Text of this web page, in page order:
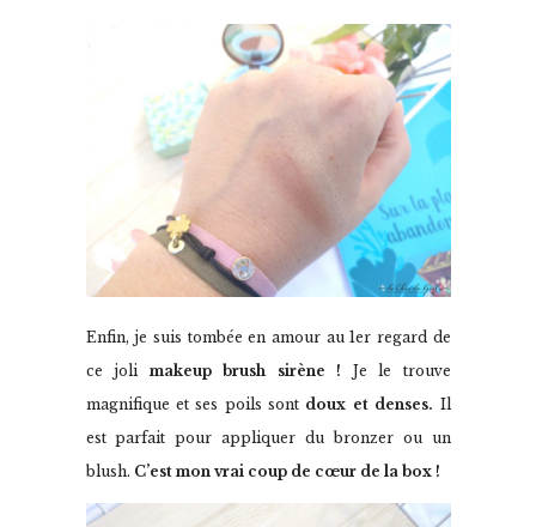
Enfin, je suis tombée en amour au 1er regard de
ce joli makeup brush sirène ! Je le trouve
magnifique et ses poils sont doux et denses. Il
est parfait pour appliquer du bronzer ou un
blush. C’est mon vrai coup de cœur de la box !